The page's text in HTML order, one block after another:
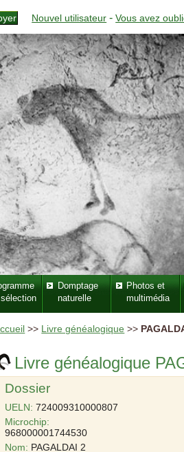
Nouvel utilisateur -Vous avez
Domptage
naturelle
Photos et
multimédia
>> Livre généalogique >>
Livre généalogique
Dossier
UELN: 724009310000807
Microchip:
968000001744530
Nom: PAGALDAI 2